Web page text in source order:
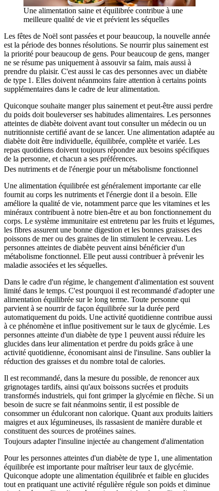
Une alimentation saine et équilibrée contribue à une
meilleure qualité de vie et prévient les séquelles
Les fêtes de Noël sont passées et pour beaucoup, la nouvelle année
est la période des bonnes résolutions. Se nourrir plus sainement est
la priorité pour beaucoup de gens. Pour beaucoup de gens, manger
ne se résume pas uniquement à assouvir sa faim, mais aussi à
prendre du plaisir. C'est aussi le cas des personnes avec un diabète
de type 1. Elles doivent néanmoins faire attention à certains points
supplémentaires dans le cadre de leur alimentation.
Quiconque souhaite manger plus sainement et peut-être aussi perdre
du poids doit bouleverser ses habitudes alimentaires. Les personnes
atteintes de diabète doivent avant tout consulter un médecin ou un
nutritionniste certifié avant de se lancer. Une alimentation adaptée au
diabète doit être individuelle, équilibrée, complète et variée. Les
repas quotidiens doivent toujours répondre aux besoins spécifiques
de la personne, et chacun a ses préférences.
Des nutriments et de l'énergie pour un métabolisme fonctionnel
Une alimentation équilibrée est généralement importante car elle
fournit au corps les nutriments et l'énergie dont il a besoin. Elle
améliore la qualité de vie, notamment parce que les vitamines et les
minéraux contribuent à notre bien-être et au bon fonctionnement du
corps. Le système immunitaire est entretenu par les fruits et légumes,
les fibres assurent une bonne digestion et les bonnes graisses des
poissons de mer ou des graines de lin stimulent le cerveau. Les
personnes atteintes de diabète peuvent ainsi bénéficier d'un
métabolisme fonctionnel. Elle peut aussi contribuer à prévenir les
maladie associées et les séquelles.
Dans le cadre d'un régime, le changement d'alimentation est souvent
limité dans le temps. C'est pourquoi il est recommandé d'adopter une
alimentation équilibrée sur le long terme. Toute personne qui
parvient à se nourrir de façon équilibrée sur la durée perd
automatiquement du poids. Une activité quotidienne contribue aussi
à ce phénomène et influe positivement sur le taux de glycémie. Les
personnes atteinte d'un diabète de type 1 peuvent aussi réduire les
glucides dans leur alimentation et perdre du poids grâce à une
activité quotidienne, économisant ainsi de l'insuline. Sans oublier la
réduction des graisses et du nombre total de calories.
Il est recommandé, dans la mesure du possible, de renoncer aux
grignotages tardifs, ainsi qu'aux boissons sucrées et produits
transformés industriels, qui font grimper la glycémie en flèche. Si un
besoin de sucre se fait néanmoins sentir, il est possible de
consommer un édulcorant non calorique. Quant aux produits laitiers
maigres et aux légumineuses, ils rassasient de manière durable et
constituent des sources de protéines saines.
Toujours adapter l'insuline injectée au changement d'alimentation
Pour les personnes atteintes d'un diabète de type 1, une alimentation
équilibrée est importante pour maîtriser leur taux de glycémie.
Quiconque adopte une alimentation équilibrée et faible en glucides
tout en pratiquant une activité régulière régule son poids et diminue